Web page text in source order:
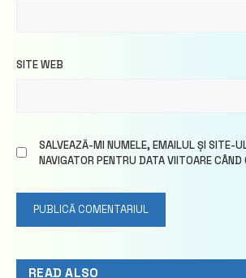
SITE WEB
SALVEAZĂ-MI NUMELE, EMAILUL ȘI SITE-
NAVIGATOR PENTRU DATA VIITOARE
READ ALSO